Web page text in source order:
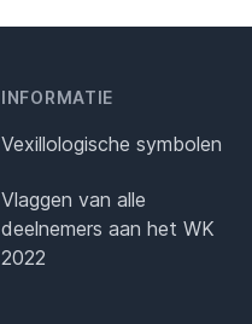
INFORMATIE
Vexillologische symbolen
Vlaggen van alle
deelnemers aan het WK
2022